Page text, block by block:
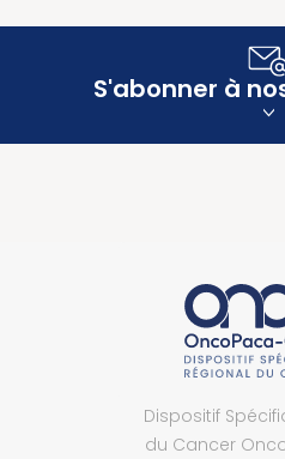
S'abonner à
Dispositif
du Cancer